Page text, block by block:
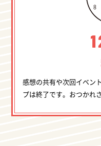
感想の共有や次回イベン
プは終了です。おつかれ